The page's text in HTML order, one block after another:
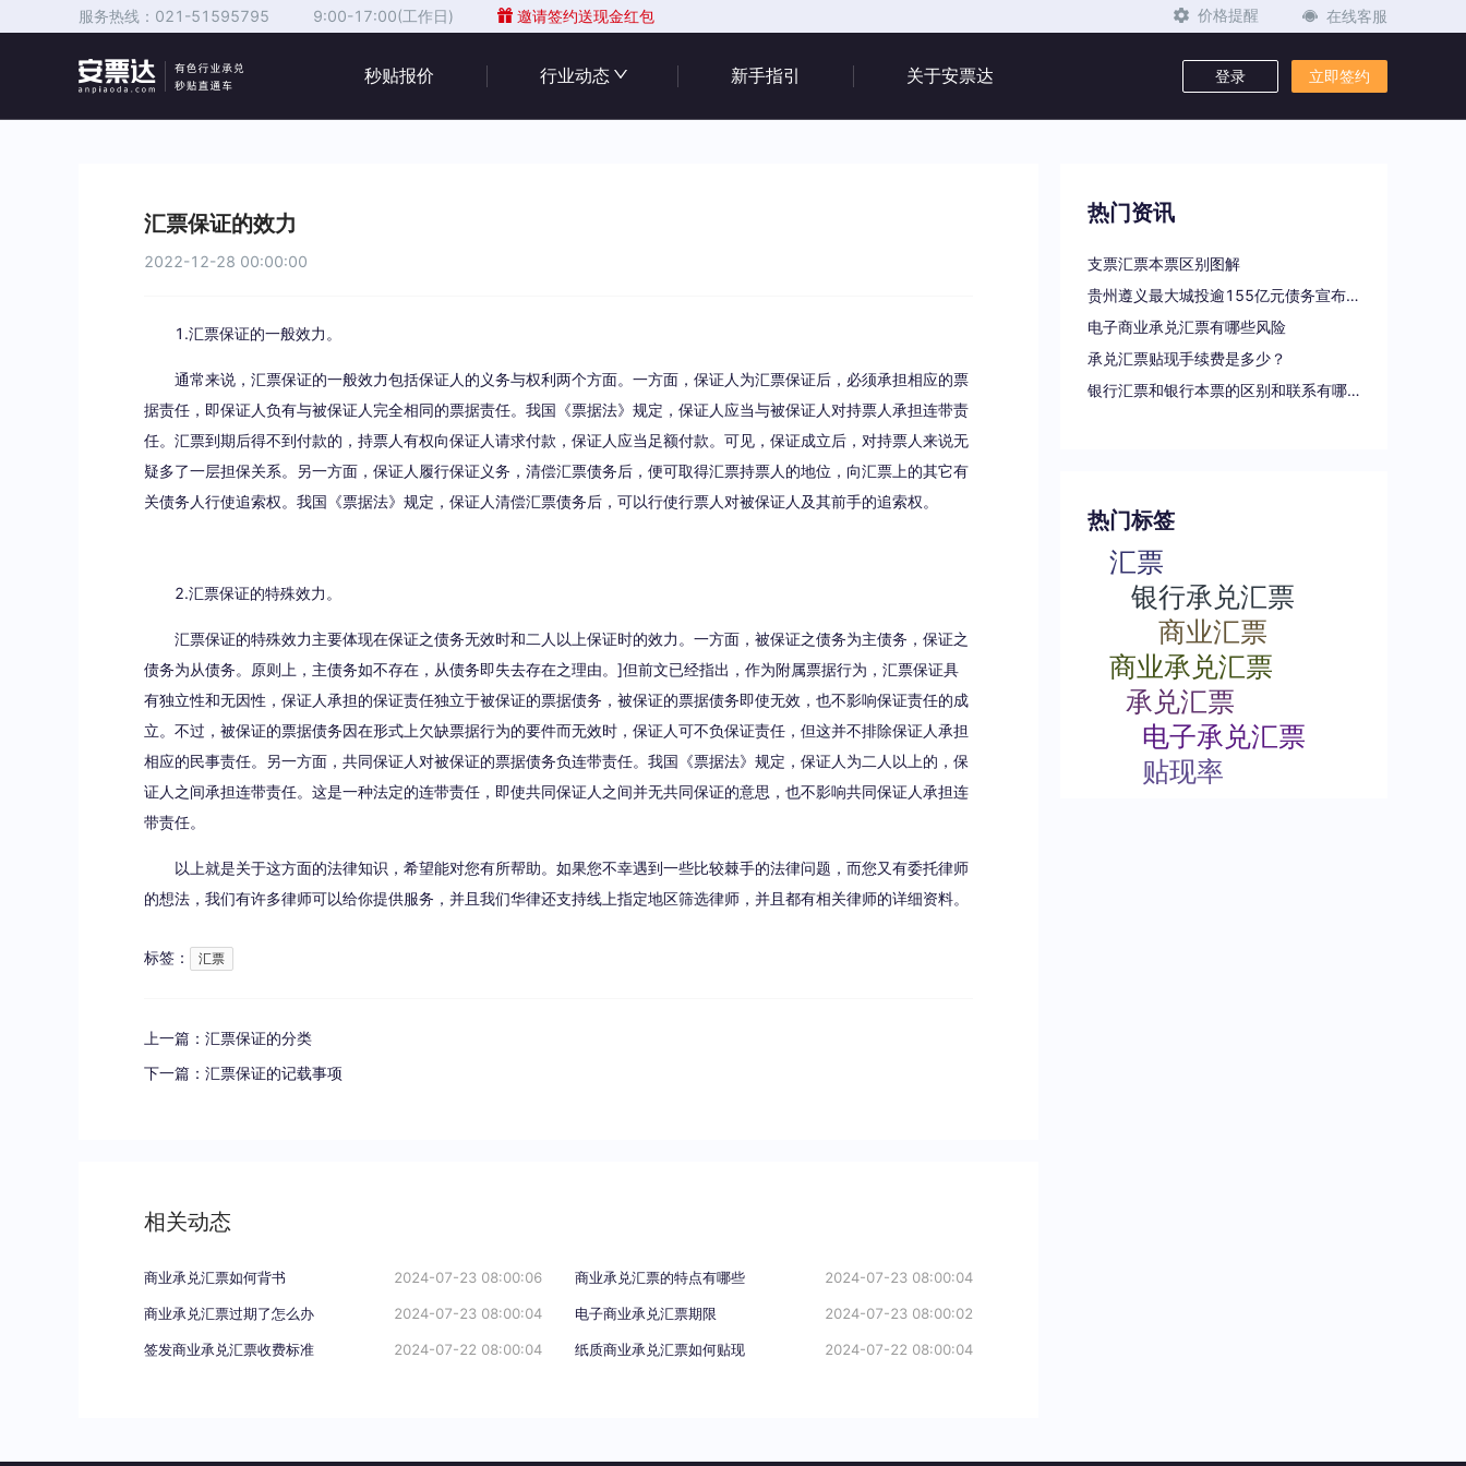
服务热线： 021-51595795 9:00-17:00(工作日) 邀请签约送现金红包 价格提醒 在线客服
秒贴报价 行业动态 新手指引 关于安票达 登录 立即签约
汇票保证的效力
2022-12-28 00:00:00
1.汇票保证的一般效力。
通常来说，汇票保证的一般效力包括保证人的义务与权利两个方面。一方面，保证人为汇票保证后，必须承担相应的票
据责任，即保证人负有与被保证人完全相同的票据责任。我国《票据法》规定，保证人应当与被保证人对持票人承担连带责
任。汇票到期后得不到付款的，持票人有权向保证人请求付款，保证人应当足额付款。可见，保证成立后，对持票人来说无
疑多了一层担保关系。另一方面，保证人履行保证义务，清偿汇票债务后，便可取得汇票持票人的地位，向汇票上的其它有
关债务人行使追索权。我国《票据法》规定，保证人清偿汇票债务后，可以行使行票人对被保证人及其前手的追索权。
2.汇票保证的特殊效力。
汇票保证的特殊效力主要体现在保证之债务无效时和二人以上保证时的效力。一方面，被保证之债务为主债务，保证之
债务为从债务。原则上，主债务如不存在，从债务即失去存在之理由。]但前文已经指出，作为附属票据行为，汇票保证具
有独立性和无因性，保证人承担的保证责任独立于被保证的票据债务，被保证的票据债务即使无效，也不影响保证责任的成
立。不过，被保证的票据债务因在形式上欠缺票据行为的要件而无效时，保证人可不负保证责任，但这并不排除保证人承担
相应的民事责任。另一方面，共同保证人对被保证的票据债务负连带责任。我国《票据法》规定，保证人为二人以上的，保
证人之间承担连带责任。这是一种法定的连带责任，即使共同保证人之间并无共同保证的意思，也不影响共同保证人承担连
带责任。
以上就是关于这方面的法律知识，希望能对您有所帮助。如果您不幸遇到一些比较棘手的法律问题，而您又有委托律师
的想法，我们有许多律师可以给你提供服务，并且我们华律还支持线上指定地区筛选律师，并且都有相关律师的详细资料。
标签： 汇票
上一篇： 汇票保证的分类
下一篇： 汇票保证的记载事项
热门资讯
支票汇票本票区别图解
贵州遵义最大城投逾155亿元债务宣布重组
电子商业承兑汇票有哪些风险
承兑汇票贴现手续费是多少？
银行汇票和银行本票的区别和联系有哪些（一文读懂支票、本票和汇票的区别）
热门标签
汇票
银行承兑汇票
商业汇票
商业承兑汇票
承兑汇票
电子承兑汇票
贴现率
相关动态
商业承兑汇票如何背书 2024-07-23 08:00:06 商业承兑汇票的特点有哪些 2024-07-23 08:00:04
商业承兑汇票过期了怎么办 2024-07-23 08:00:04 电子商业承兑汇票期限 2024-07-23 08:00:02
签发商业承兑汇票收费标准 2024-07-22 08:00:04 纸质商业承兑汇票如何贴现 2024-07-22 08:00:04